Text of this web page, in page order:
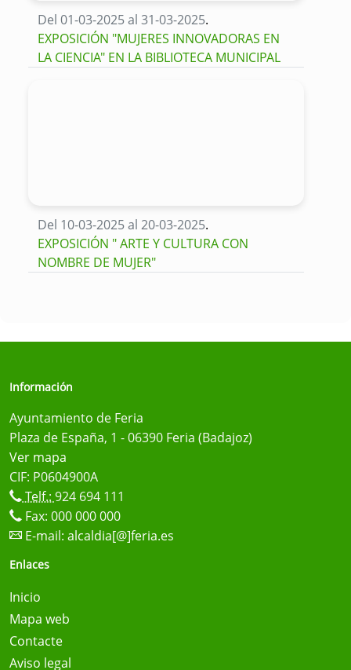
Del 01-03-2025 al 31-03-2025.
EXPOSICIÓN "MUJERES INNOVADORAS EN
LA CIENCIA" EN LA BIBLIOTECA MUNICIPAL
Del 10-03-2025 al 20-03-2025.
EXPOSICIÓN " ARTE Y CULTURA CON
NOMBRE DE MUJER"
Información
Ayuntamiento de Feria
Plaza de España, 1 - 06390 Feria (Badajoz)
Ver mapa
CIF: P0604900A
Telf.: 924 694 111
Fax: 000 000 000
E-mail: alcaldia[@]feria.es
Enlaces
Inicio
Mapa web
Contacte
Aviso legal